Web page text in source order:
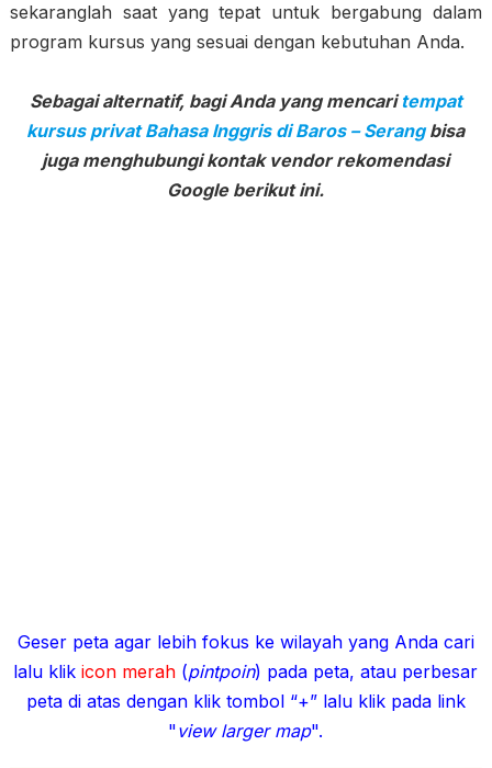
sekaranglah saat yang tepat untuk bergabung dalam
program kursus yang sesuai dengan kebutuhan Anda.
Sebagai alternatif, bagi Anda yang mencaritempat
kursus privat Bahasa Inggris di Baros – Serangbisa
juga menghubungi kontak vendor rekomendasi
Google berikut ini.
Geser peta agar lebih fokus ke wilayah yang Anda cari
lalu klikicon merah (pintpoin) pada peta, atau perbesar
peta di atas dengan klik tombol “+” lalu klik pada link
"view larger map".